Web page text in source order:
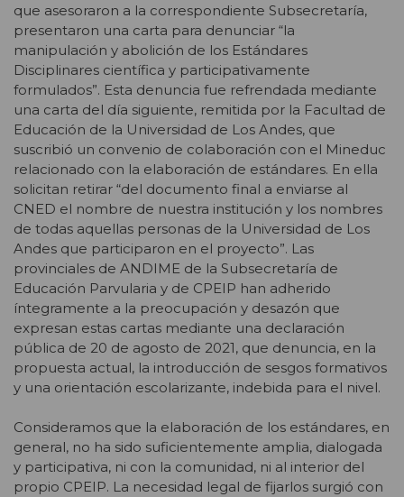
que asesoraron a la correspondiente Subsecretaría,
presentaron una carta para denunciar “la
manipulación y abolición de los Estándares
Disciplinares científica y participativamente
formulados”. Esta denuncia fue refrendada mediante
una carta del día siguiente, remitida por la Facultad de
Educación de la Universidad de Los Andes, que
suscribió un convenio de colaboración con el Mineduc
relacionado con la elaboración de estándares. En ella
solicitan retirar “del documento final a enviarse al
CNED el nombre de nuestra institución y los nombres
de todas aquellas personas de la Universidad de Los
Andes que participaron en el proyecto”. Las
provinciales de ANDIME de la Subsecretaría de
Educación Parvularia y de CPEIP han adherido
íntegramente a la preocupación y desazón que
expresan estas cartas mediante una declaración
pública de 20 de agosto de 2021, que denuncia, en la
propuesta actual, la introducción de sesgos formativos
y una orientación escolarizante, indebida para el nivel.
Consideramos que la elaboración de los estándares, en
general, no ha sido suficientemente amplia, dialogada
y participativa, ni con la comunidad, ni al interior del
propio CPEIP. La necesidad legal de fijarlos surgió con